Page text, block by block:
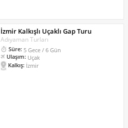
İzmir Kalkışlı Uçaklı Gap Turu
Adıyaman Turları
Süre: 5 Gece / 6 Gün
Ulaşım: Uçak
Kalkış: İzmir